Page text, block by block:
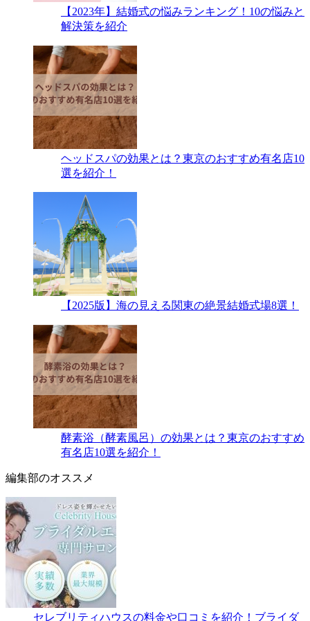
【2023年】結婚式の悩みランキング！10の悩みと
解決策を紹介
ヘッドスパの効果とは？東京のおすすめ有名店10
選を紹介！
【2025版】海の見える関東の絶景結婚式場8選！
酵素浴（酵素風呂）の効果とは？東京のおすすめ
有名店10選を紹介！
編集部のオススメ
セレブリティハウスの料金や口コミを紹介！ブライダ